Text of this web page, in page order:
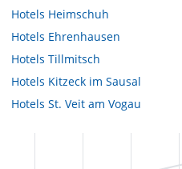
Hotels Heimschuh
Hotels Ehrenhausen
Hotels Tillmitsch
Hotels Kitzeck im Sausal
Hotels St. Veit am Vogau